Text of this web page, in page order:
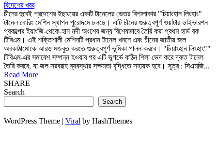
বিদেশের খবর
চীনের হুবেই প্রদেশের ইছাংয়ের একটি টানেলের ভেতর বিশালাকার "চিয়াংহান লিংহাং"
টানেল বোরিং মেশিন স্থাপন পুরোদমে চলছে। এটি চীনের গুরুত্বপূর্ণ ওয়াটার ডাইভারশন
প্রকল্পের ইয়াংজি-থেকে-হান নদী অংশের জন্য বিশেষভাবে তৈরি করা প্রথম হার্ড রক
টিবিএম। এই শক্তিশালী মেশিনটি প্রধান টানেল খননে এবং চীনের জাতীয় জল
অবকাঠামোকে আরও মজবুত করতে গুরুত্বপূর্ণ ভূমিকা পালন করবে। "চিয়াংহান লিংহাং""
টিবিএম-এর সমাবেশ সম্পন্ন হওয়ার পর এটি ভূগর্ভে কঠিন শিলা ভেদ করে দ্রুত টানেল
তৈরি করবে, যা জল সরবরাহ ব্যবস্থার সক্ষমতা বৃদ্ধিতে সহায়ক হবে। সূত্র : সিএমজি...
Read More
SHARE
Search
Search
WordPress Theme | Viral by HashThemes